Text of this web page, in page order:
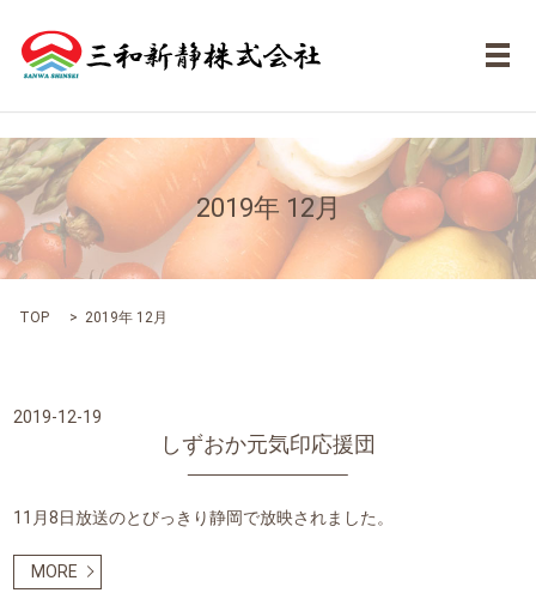
メ
2019年 12月
TOP 2019年 12月
2019-12-19
しずおか元気印応援団
11月8日放送のとびっきり静岡で放映されました。
MORE